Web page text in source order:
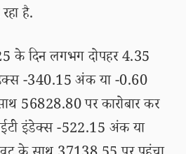
है.
के दिन लगभग दोपहर 4.35
-340.15 अंक या -0.60
56828.80 पर कारोबार कर
इंडेक्स -522.15 अंक या